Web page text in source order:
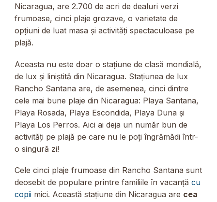
Nicaragua, are 2.700 de acri de dealuri verzi
frumoase, cinci plaje grozave, o varietate de
opțiuni de luat masa și activități spectaculoase pe
plajă.
Aceasta nu este doar o stațiune de clasă mondială,
de lux și liniștită din Nicaragua. Stațiunea de lux
Rancho Santana are, de asemenea, cinci dintre
cele mai bune plaje din Nicaragua: Playa Santana,
Playa Rosada, Playa Escondida, Playa Duna și
Playa Los Perros. Aici ai deja un număr bun de
activități pe plajă pe care nu le poți îngrămădi într-
o singură zi!
Cele cinci plaje frumoase din Rancho Santana sunt
deosebit de populare printre familiile în vacanță cu
copii mici. Această stațiune din Nicaragua are cea